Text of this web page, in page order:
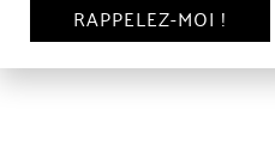
RAPPELEZ-MOI !